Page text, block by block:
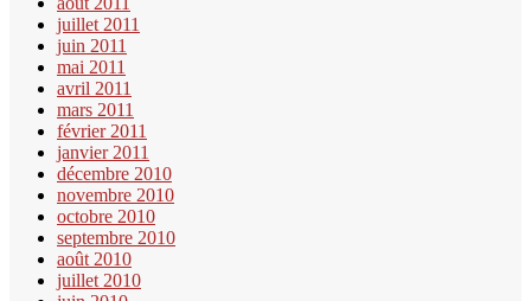
juillet 2011
juin 2011
mai 2011
avril 2011
mars 2011
février 2011
janvier 2011
décembre 2010
novembre 2010
octobre 2010
septembre 2010
août 2010
juillet 2010